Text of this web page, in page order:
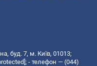
буд. 7, м. Київ, 01013;
; - телефон — (044)